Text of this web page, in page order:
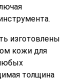
изготовлены
кожи для
толщина